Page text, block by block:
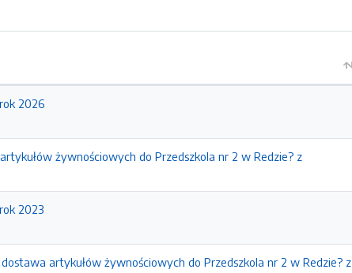
2026
żywnościowych do Przedszkola nr 2 w Redzie? z
2023
artykułów żywnościowych do Przedszkola nr 2 w Redzie? z